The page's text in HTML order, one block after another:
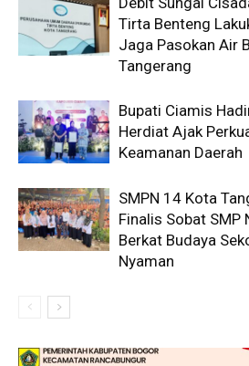
Tirta Benteng
Jaga Pasokan Air
Tangerang
Bupati Ciamis
Herdiat Ajak
Keamanan Daerah
SMPN 14 Kota
Finalis Sobat SMP
Berkat Budaya
Nyaman